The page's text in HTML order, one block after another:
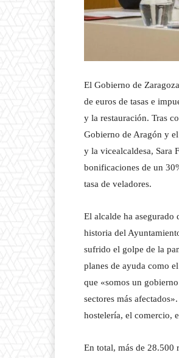
El Gobierno de
de euros de tasas e
y la restauración. Tras
Gobierno de Aragón y
y la vicealcaldesa, Sara
bonificaciones de un
tasa de veladores.
El alcalde ha asegurado
historia del
sufrido el golpe de la
planes de ayuda como
que «somos un
sectores más
hostelería, el comercio,
En total, más de 28.500